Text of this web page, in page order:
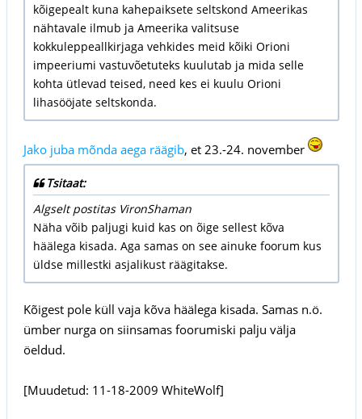
kõigepealt kuna kahepaiksete seltskond Ameerikas
nähtavale ilmub ja Ameerika valitsuse
kokkuleppeallkirjaga vehkides meid kõiki Orioni
impeeriumi vastuvõetuteks kuulutab ja mida selle
kohta ütlevad teised, need kes ei kuulu Orioni
lihasööjate seltskonda.
Jako juba mõnda aega räägib, et 23.-24. november
Tsitaat:
Algselt postitas VironShaman
Näha võib paljugi kuid kas on õige sellest kõva
häälega kisada. Aga samas on see ainuke foorum kus
üldse millestki asjalikust räägitakse.
Kõigest pole küll vaja kõva häälega kisada. Samas n.ö.
ümber nurga on siinsamas foorumiski palju välja
öeldud.
[Muudetud: 11-18-2009 WhiteWolf]